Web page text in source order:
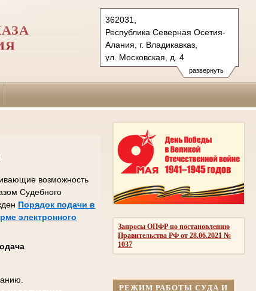
развернуть
362031,
Республика Северная Осетия-
Алания, г. Владикавказ,
ул. Московская, д. 4
Тел.: (8672) 24-06-10
Sovetsky.wlk@sudrf.ru
Запросы ОПФР по постановлению
Правительства РФ от 28.06.2021 №
1037
РЕЖИМ РАБОТЫ СУДА И
возможность
Судебного
Порядок подачи в
электронного